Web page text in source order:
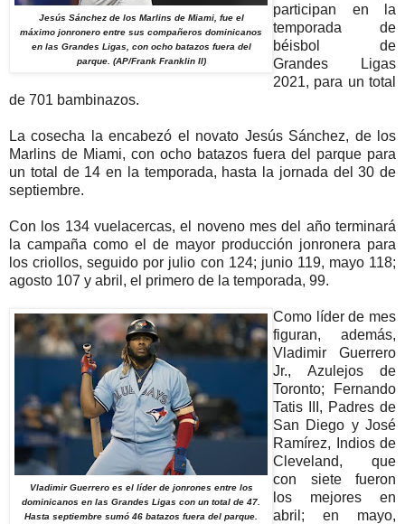
Jesús Sánchez de los Marlins de Miami, fue el
máximo jonronero entre sus compañeros dominicanos
en las Grandes Ligas, con ocho batazos fuera del
parque. (AP/Frank Franklin II)
participan en la
temporada de
béisbol de
Grandes Ligas
2021, para un total
de 701 bambinazos.
La cosecha la encabezó el novato Jesús Sánchez, de los
Marlins de Miami, con ocho batazos fuera del parque para
un total de 14 en la temporada, hasta la jornada del 30 de
septiembre.
Con los 134 vuelacercas, el noveno mes del año terminará
la campaña como el de mayor producción jonronera para
los criollos, seguido por julio con 124; junio 119, mayo 118;
agosto 107 y abril, el primero de la temporada, 99.
Vladimir Guerrero es el líder de jonrones entre los
dominicanos en las Grandes Ligas con un total de 47.
Hasta septiembre sumó 46 batazos fuera del parque.
Como líder de mes
figuran, además,
Vladimir Guerrero
Jr., Azulejos de
Toronto; Fernando
Tatis III, Padres de
San Diego y José
Ramírez, Indios de
Cleveland, que
con siete fueron
los mejores en
abril; en mayo,